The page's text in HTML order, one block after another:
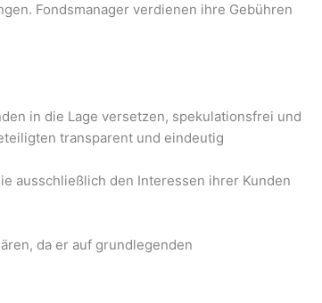
Fondsmanager verdienen ihre Gebühren
in die Lage versetzen, spekulationsfrei und
transparent und eindeutig
ausschließlich den Interessen ihrer Kunden
da er auf grundlegenden